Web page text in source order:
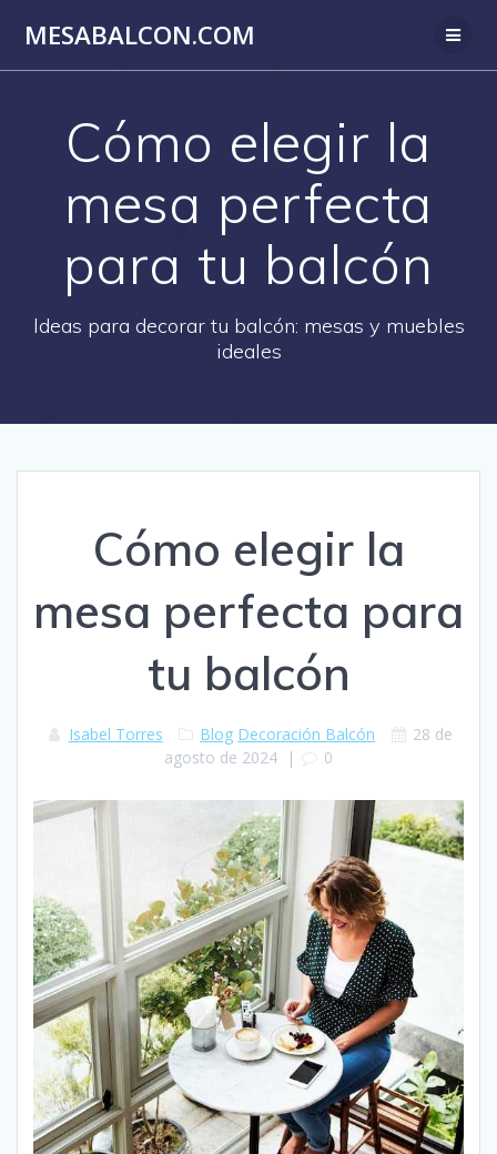
al
MESABALCON.COM
Cómo elegir la
mesa perfecta
para tu balcón
Ideas para decorar tu balcón: mesas y muebles
ideales
Cómo elegir la
mesa perfecta para
tu balcón
Isabel Torres Blog Decoración Balcón
28 de
agosto de 2024 | 0